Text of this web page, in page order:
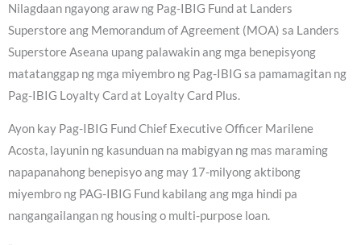
Nilagdaan ngayong araw ng Pag-IBIG Fund at Landers
Superstore ang Memorandum of Agreement (MOA) sa Landers
Superstore Aseana upang palawakin ang mga benepisyong
matatanggap ng mga miyembro ng Pag-IBIG sa pamamagitan ng
Pag-IBIG Loyalty Card at Loyalty Card Plus.
Ayon kay Pag-IBIG Fund Chief Executive Officer Marilene
Acosta, layunin ng kasunduan na mabigyan ng mas maraming
napapanahong benepisyo ang may 17-milyong aktibong
miyembro ng PAG-IBIG Fund kabilang ang mga hindi pa
nangangailangan ng housing o multi-purpose loan.